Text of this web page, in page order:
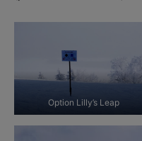
Option Lilly’s Leap